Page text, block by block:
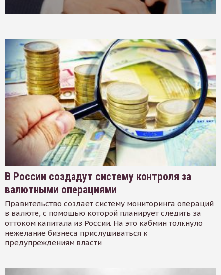
В России создадут систему контроля за
валютными операциями
Правительство создает систему мониторинга операций
в валюте, с помощью которой планирует следить за
оттоком капитала из России. На это кабмин толкнуло
нежелание бизнеса прислушиваться к
предупреждениям власти